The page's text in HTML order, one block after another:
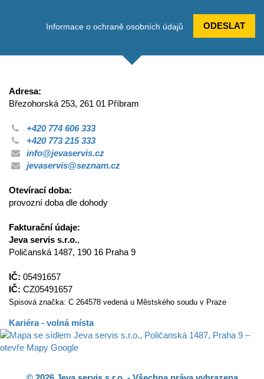
Informace o ochraně osobních údajů ODESLAT
Adresa:
Březohorská 253, 261 01 Příbram
+420 774 606 333
+420 773 215 333
info@jevaservis.cz
jevaservis@seznam.cz
Otevírací doba:
provozní doba dle dohody
Fakturační údaje:
Jeva servis s.r.o.,
Poličanská 1487, 190 16 Praha 9
IČ: 05491657
IČ: CZ05491657
Spisová značka: C 264578 vedená u Městského soudu v Praze
Kariéra - volná místa